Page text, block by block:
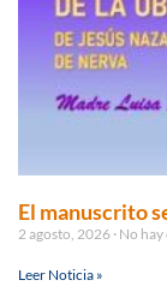
El manuscrito
2 agosto, 2026 No
Leer Noticia »